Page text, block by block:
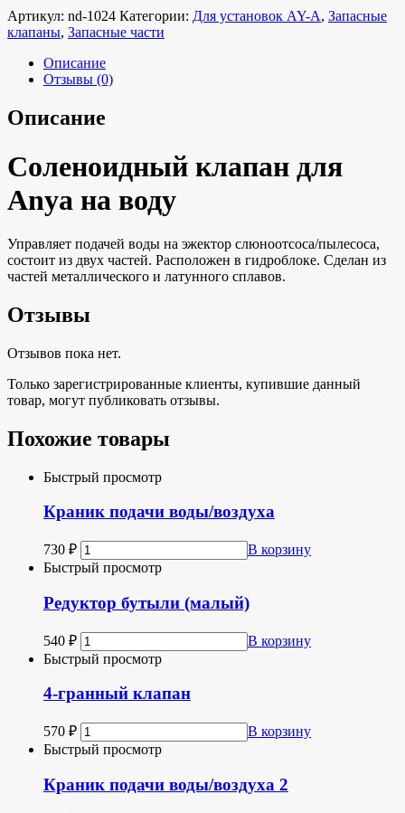
Артикул: nd-1024 Категории: Для установок AY-A, Запасные
клапаны, Запасные части
Описание
Отзывы (0)
Описание
Соленоидный клапан для
Anya на воду
Управляет подачей воды на эжектор слюноотсоса/пылесоса,
состоит из двух частей. Расположен в гидроблоке. Сделан из
частей металлического и латунного сплавов.
Отзывы
Отзывов пока нет.
Только зарегистрированные клиенты, купившие данный
товар, могут публиковать отзывы.
Похожие товары
Быстрый просмотр
Краник подачи воды/воздуха
730 ₽
В корзину
Быстрый просмотр
Редуктор бутыли (малый)
540 ₽
В корзину
Быстрый просмотр
4-гранный клапан
570 ₽
В корзину
Быстрый просмотр
Краник подачи воды/воздуха 2